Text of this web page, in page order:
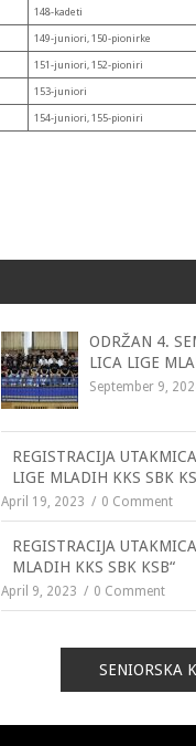
148-kadeti
149-juniori, 150-pionirke
151-juniori, 152-pioniri
153-juniori
154-juniori, 155-pioniri
ODRŽAN 4.
LICA LIGE
September 9,
REGISTRACIJA
LIGE MLADIH KKS SBK
April 19, 2023 0 Comment
REGISTRACIJA
MLADIH KKS SBK KSB“
April 9, 2023 0 Comment